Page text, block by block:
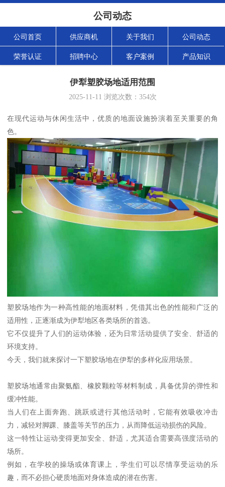
公司动态
公司首页 供应商机 关于我们 公司动态
荣誉认证 招聘中心 客户案例 产品知识
伊犁塑胶场地适用范围
2025-11-11 浏览次数： 354次
在现代运动与休闲生活中，优质的地面设施扮演着至关重要的角
色。
塑胶场地作为一种高性能的地面材料，凭借其出色的性能和广泛的
适用性，正逐渐成为伊犁地区各类场所的首选。
它不仅提升了人们的运动体验，还为日常活动提供了安全、舒适的
环境支持。
今天，我们就来探讨一下塑胶场地在伊犁的多样化应用场景。
塑胶场地通常由聚氨酯、橡胶颗粒等材料制成，具备优异的弹性和
缓冲性能。
当人们在上面奔跑、跳跃或进行其他活动时，它能有效吸收冲击
力，减轻对脚踝、膝盖等关节的压力，从而降低运动损伤的风险。
这一特性让运动变得更加安全、舒适，尤其适合需要高强度活动的
场所。
例如，在学校的操场或体育课上，学生们可以尽情享受运动的乐
趣，而不必担心硬质地面对身体造成的潜在伤害。